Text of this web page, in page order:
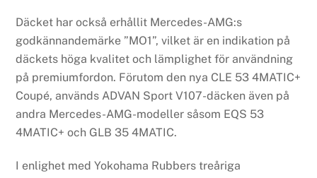
Däcket har också erhållit Mercedes-AMG:s
godkännandemärke ”MO1”, vilket är en indikation på
däckets höga kvalitet och lämplighet för användning
på premiumfordon. Förutom den nya CLE 53 4MATIC+
Coupé, används ADVAN Sport V107-däcken även på
andra Mercedes-AMG-modeller såsom EQS 53
4MATIC+ och GLB 35 4MATIC.
I enlighet med Yokohama Rubbers treåriga